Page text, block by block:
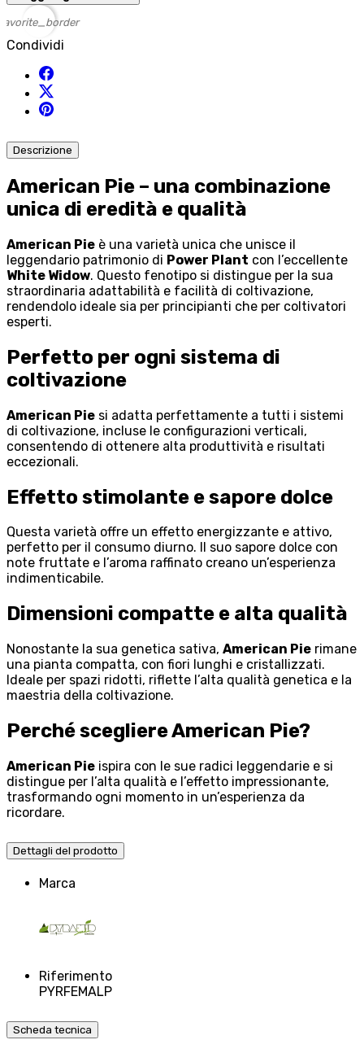
favorite_border
Condividi
Descrizione
American Pie – una combinazione
unica di eredità e qualità
American Pie è una varietà unica che unisce il
leggendario patrimonio di Power Plant con l’eccellente
White Widow. Questo fenotipo si distingue per la sua
straordinaria adattabilità e facilità di coltivazione,
rendendolo ideale sia per principianti che per coltivatori
esperti.
Perfetto per ogni sistema di
coltivazione
American Pie si adatta perfettamente a tutti i sistemi
di coltivazione, incluse le configurazioni verticali,
consentendo di ottenere alta produttività e risultati
eccezionali.
Effetto stimolante e sapore dolce
Questa varietà offre un effetto energizzante e attivo,
perfetto per il consumo diurno. Il suo sapore dolce con
note fruttate e l’aroma raffinato creano un’esperienza
indimenticabile.
Dimensioni compatte e alta qualità
Nonostante la sua genetica sativa, American Pie rimane
una pianta compatta, con fiori lunghi e cristallizzati.
Ideale per spazi ridotti, riflette l’alta qualità genetica e la
maestria della coltivazione.
Perché scegliere American Pie?
American Pie ispira con le sue radici leggendarie e si
distingue per l’alta qualità e l’effetto impressionante,
trasformando ogni momento in un’esperienza da
ricordare.
Dettagli del prodotto
Marca
Riferimento
PYRFEMALP
Scheda tecnica